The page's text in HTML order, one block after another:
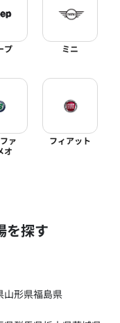
プ ミニ
ァ
オ
フィアット
を探す
山形県福島県